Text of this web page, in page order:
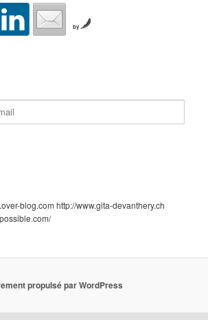
by
blog.com http://www.gita-devanthery.ch
propulsé par WordPress